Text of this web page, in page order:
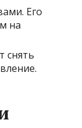
Его
на
снять